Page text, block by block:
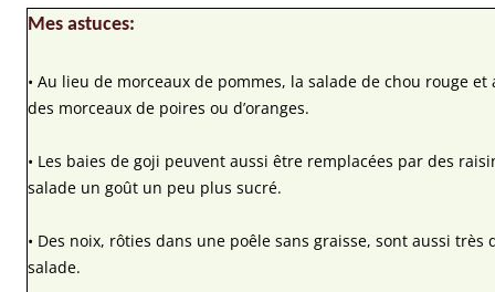
Mes astuces:
• Au lieu de morceaux de pommes, la salade de chou rouge
des morceaux de poires ou d’oranges.
• Les baies de goji peuvent aussi être remplacées par des
salade un goût un peu plus sucré.
• Des noix, rôties dans une poêle sans graisse, sont aussi très
salade.